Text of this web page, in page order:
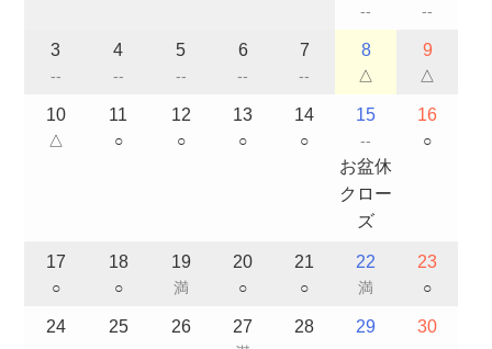
-- --
3
--
4
--
5
--
6
--
7
--
8
△
9
△
10
△
11
○
12
○
13
○
14
○
15
--
お盆休
クロー
ズ
16
○
17
○
18
○
19
満
20
○
21
○
22
満
23
○
24 25 26 27 28 29 30